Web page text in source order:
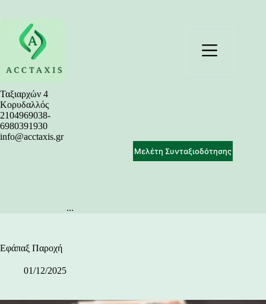
περιεχόμενο
Ταξιαρχών 4
Κορυδαλλός
2104969038-
6980391930
info@acctaxis.gr
...
Μελέτη Συνταξιοδότησης
Εφάπαξ Παροχή
01/12/2025